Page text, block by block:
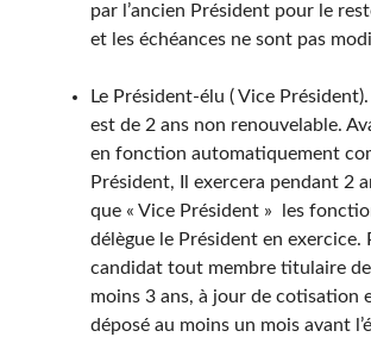
par l’ancien Président pour le
et les échéances ne sont pas
Le Président-élu ( Vice
est de 2 ans non renouvelable.
en fonction automatiquement
Président, Il exercera pendant 2
que « Vice Président » les
délègue le Président en exercice.
candidat tout membre titulaire
moins 3 ans, à jour de cotisation
déposé au moins un mois avant